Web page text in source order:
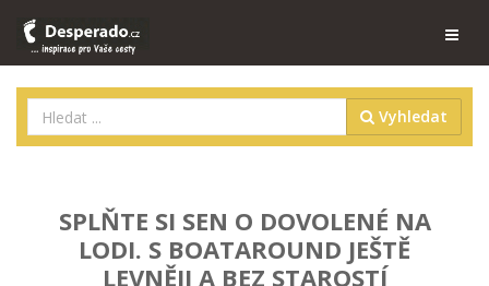
Vyhledat
SPLŇTE SI SEN O DOVOLENÉ NA
LODI. S BOATAROUND JEŠTĚ
LEVNĚJI A BEZ STAROSTÍ